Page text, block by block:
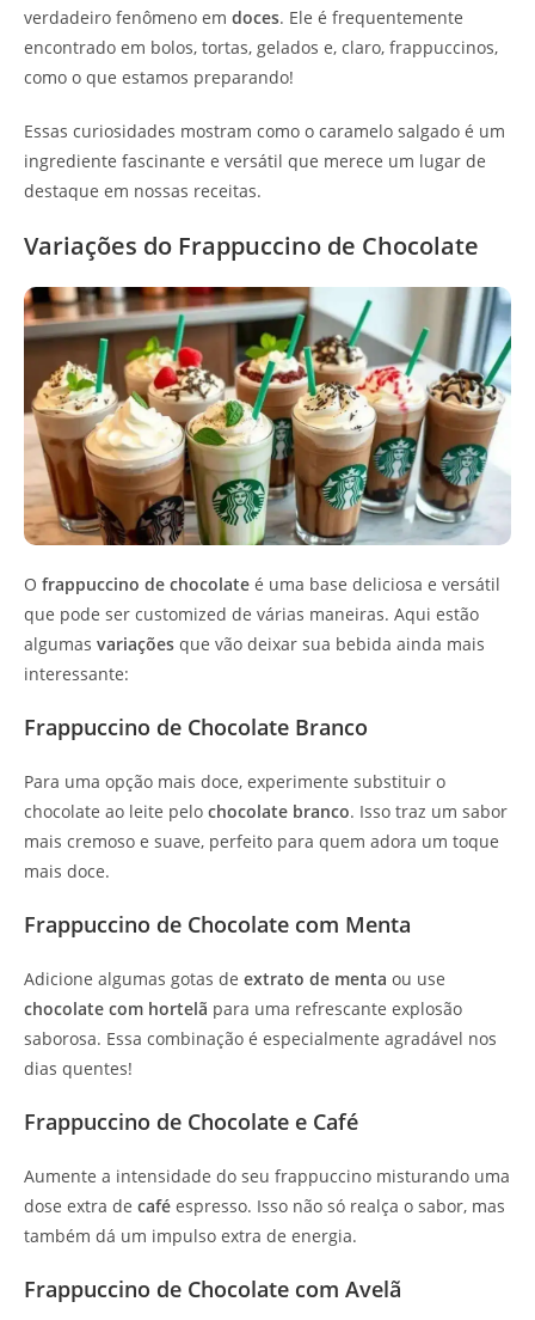
verdadeiro fenômeno em doces. Ele é frequentemente
encontrado em bolos, tortas, gelados e, claro, frappuccinos,
como o que estamos preparando!
Essas curiosidades mostram como o caramelo salgado é um
ingrediente fascinante e versátil que merece um lugar de
destaque em nossas receitas.
Variações do Frappuccino de Chocolate
O frappuccino de chocolate é uma base deliciosa e versátil
que pode ser customized de várias maneiras. Aqui estão
algumas variações que vão deixar sua bebida ainda mais
interessante:
Frappuccino de Chocolate Branco
Para uma opção mais doce, experimente substituir o
chocolate ao leite pelo chocolate branco. Isso traz um sabor
mais cremoso e suave, perfeito para quem adora um toque
mais doce.
Frappuccino de Chocolate com Menta
Adicione algumas gotas de extrato de menta ou use
chocolate com hortelã para uma refrescante explosão
saborosa. Essa combinação é especialmente agradável nos
dias quentes!
Frappuccino de Chocolate e Café
Aumente a intensidade do seu frappuccino misturando uma
dose extra de café espresso. Isso não só realça o sabor, mas
também dá um impulso extra de energia.
Frappuccino de Chocolate com Avelã